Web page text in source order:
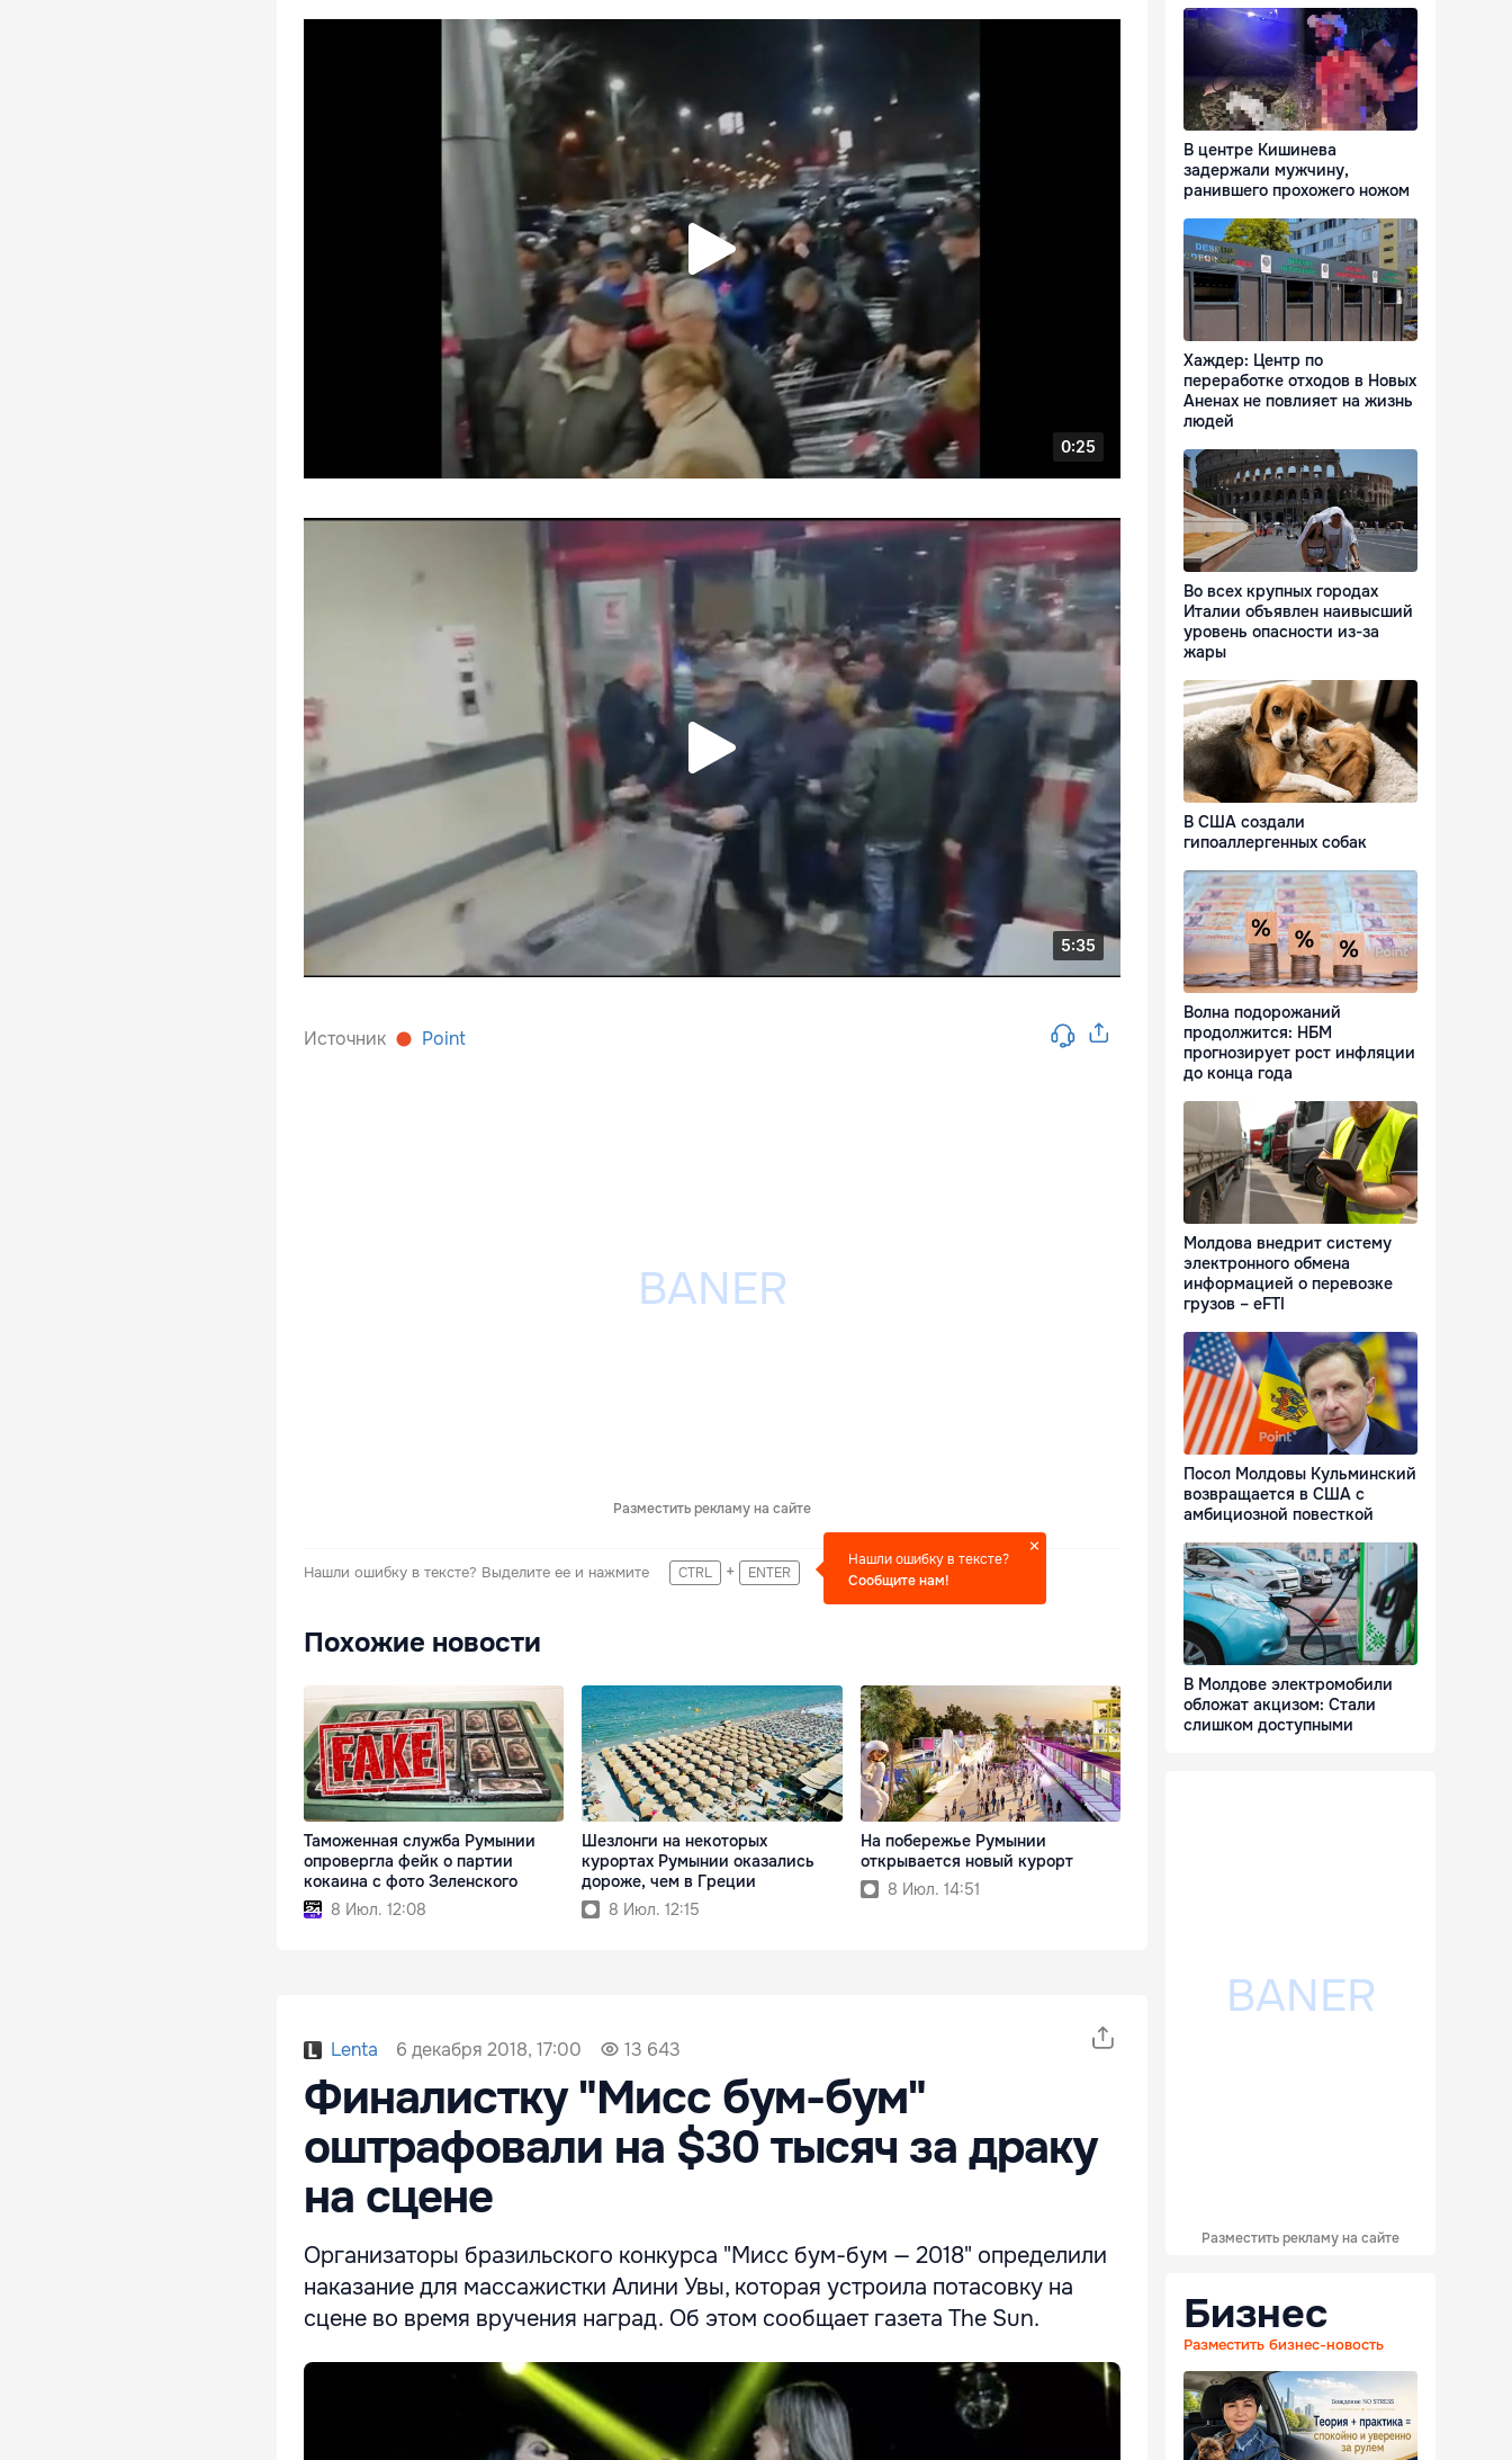
Источник Point
Разместить рекламу на сайте
Нашли ошибку в тексте? Выделите ее и нажмите CTRL + ENTER
Нашли ошибку в тексте?
Сообщите нам!
Похожие новости
Таможенная служба Румынии
опровергла фейк о партии
кокаина с фото Зеленского
8 Июл. 12:08
Шезлонги на некоторых
курортах Румынии оказались
дороже, чем в Греции
8 Июл. 12:15
На побережье Румынии
открывается новый курорт
8 Июл. 14:51
Lenta 6 декабря 2018, 17:00 13 643
Финалистку "Мисс бум-бум"
оштрафовали на $30 тысяч за драку
на сцене
Организаторы бразильского конкурса "Мисс бум-бум — 2018" определили
наказание для массажистки Алини Увы, которая устроила потасовку на
сцене во время вручения наград. Об этом сообщает газета The Sun.
В центре Кишинева
задержали мужчину,
ранившего прохожего ножом
Хаждер: Центр по
переработке отходов в Новых
Аненах не повлияет на жизнь
людей
Во всех крупных городах
Италии объявлен наивысший
уровень опасности из-за
жары
В США создали
гипоаллергенных собак
Волна подорожаний
продолжится: НБМ
прогнозирует рост инфляции
до конца года
Молдова внедрит систему
электронного обмена
информацией о перевозке
грузов – eFTI
Посол Молдовы Кульминский
возвращается в США с
амбициозной повесткой
В Молдове электромобили
обложат акцизом: Стали
слишком доступными
Разместить рекламу на сайте
Бизнес
Разместить бизнес-новость